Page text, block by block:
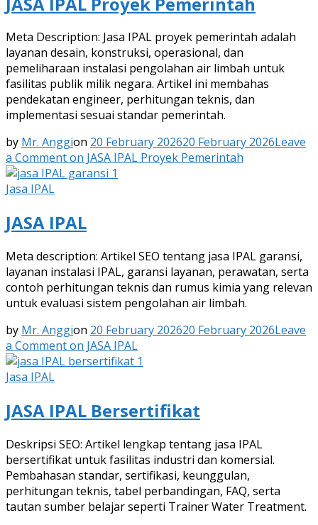
Meta Description: Jasa IPAL proyek pemerintah adalah
layanan desain, konstruksi, operasional, dan
pemeliharaan instalasi pengolahan air limbah untuk
fasilitas publik milik negara. Artikel ini membahas
pendekatan engineer, perhitungan teknis, dan
implementasi sesuai standar pemerintah.
by Mr. Anggion 20 February 202620 February 2026Leave
a Commenton JASA IPAL Proyek Pemerintah
Jasa IPAL
JASA IPAL
Meta description: Artikel SEO tentang jasa IPAL garansi,
layanan instalasi IPAL, garansi layanan, perawatan, serta
contoh perhitungan teknis dan rumus kimia yang relevan
untuk evaluasi sistem pengolahan air limbah.
by Mr. Anggion 20 February 202620 February 2026Leave
a Commenton JASA IPAL
Jasa IPAL
JASA IPAL Bersertifikat
Deskripsi SEO: Artikel lengkap tentang jasa IPAL
bersertifikat untuk fasilitas industri dan komersial.
Pembahasan standar, sertifikasi, keunggulan,
perhitungan teknis, tabel perbandingan, FAQ, serta
tautan sumber belajar seperti Trainer Water Treatment.